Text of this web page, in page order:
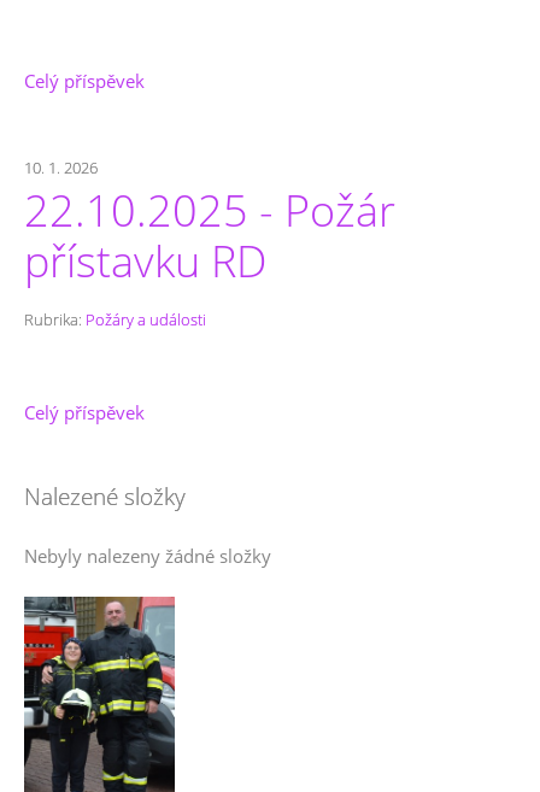
Celý příspěvek
10. 1. 2026
22.10.2025 - Požár
přístavku RD
Rubrika: Požáry a události
Celý příspěvek
Nalezené složky
Nebyly nalezeny žádné složky